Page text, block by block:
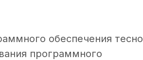
обеспечения тесно
программного